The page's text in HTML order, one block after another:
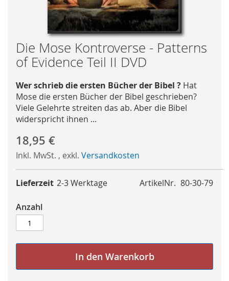
Skip
to
the
of
the
images
gallery
Die Mose Kontroverse - Patterns
of Evidence Teil II DVD
Wer schrieb die ersten Bücher der Bibel ? Hat
Mose die ersten Bücher der Bibel geschrieben?
Viele Gelehrte streiten das ab. Aber die Bibel
widerspricht ihnen ...
18,95 €
Inkl. MwSt. , exkl. Versandkosten
ArtikelNr. 80-30-79
Lieferzeit 2-3 Werktage
Anzahl
In den Warenkorb